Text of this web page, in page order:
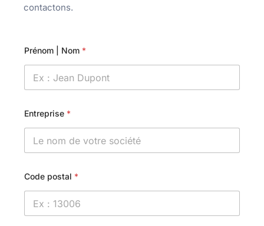
contactons.
Prénom | Nom *
Entreprise *
Code postal *